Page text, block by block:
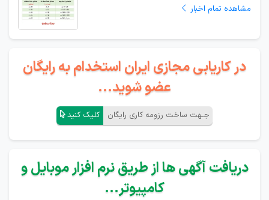
مشاهده تمام اخبار
در کاریابی مجازی ایران استخدام به رایگان
عضو شوید...
جـهت ساخت رزومه کاری رایگان کلیک کنید
دریافت آگهی ها از طریق نرم افزار موبایل و
کامپیوتر...